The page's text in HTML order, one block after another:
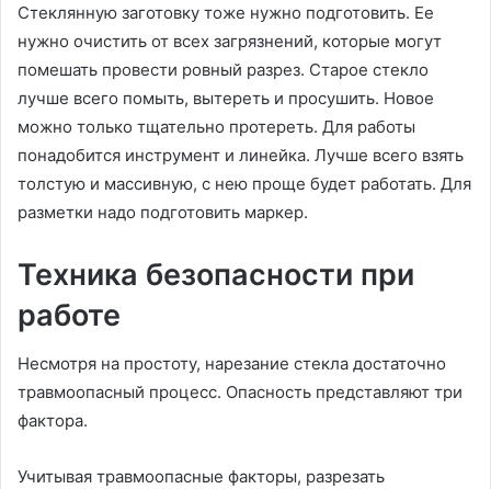
Стеклянную заготовку тоже нужно подготовить. Ее
нужно очистить от всех загрязнений, которые могут
помешать провести ровный разрез. Старое стекло
лучше всего помыть, вытереть и просушить. Новое
можно только тщательно протереть. Для работы
понадобится инструмент и линейка. Лучше всего взять
толстую и массивную, с нею проще будет работать. Для
разметки надо подготовить маркер.
Техника безопасности при
работе
Несмотря на простоту, нарезание стекла достаточно
травмоопасный процесс. Опасность представляют три
фактора.
Учитывая травмоопасные факторы, разрезать